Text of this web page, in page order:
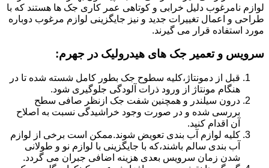
لوازم نامرغوب دلیل خرابی و کوتاهی عمر کاری جک ها هستند که با
طراحی و اعمال تغییرات جدید و نیز جایگزینی لوازم مرغوب دوباره
مورد استفاده قرار می گیرند.
سرویس و تعمیر جک های هیدرولیک در جهرم:
قبل از دمونتاژ،کلیه سطوح جک بطور کامل شسته شده تا در
هنگام مونتاژ از ورود ذرات آلودگی جلوگیری شود.
درون سیلندر و همچنین شفت جک ازنظر صافی سطح
بررسی شده و در صورت وجود خراشیدگی نسبت به اصلاح
آن اقدام کنید.
کلیه لوازم آب بندی تعویض شوند.ممکن است برخی از لوازم
آب بندی سالم باشند،که با جایگزینی با لوازم نو و طولانی
شدن زمان سرویس بعدی هزینه اضافی جبران می گردد.